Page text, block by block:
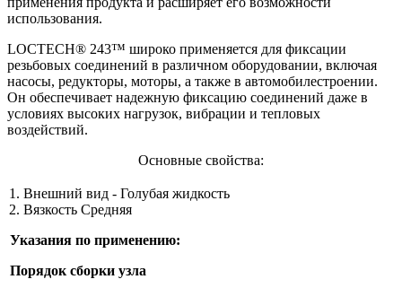
использования.
LOCTECH® 243™ широко применяется для фиксации
резьбовых соединений в различном оборудовании, включая
насосы, редукторы, моторы, а также в автомобилестроении.
Он обеспечивает надежную фиксацию соединений даже в
условиях высоких нагрузок, вибрации и тепловых
воздействий.
Основные свойства:
Внешний вид - Голубая жидкость
Вязкость Средняя
Указания по применению:
Порядок сборки узла